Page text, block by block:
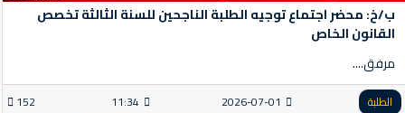
ب/خ: محضر اجتماع توجيه الطلبة الناجحين للسنة الثالثة تخصص
القانون الخاص
مرفق....
الطلبة 2026-07-01
11:34
152